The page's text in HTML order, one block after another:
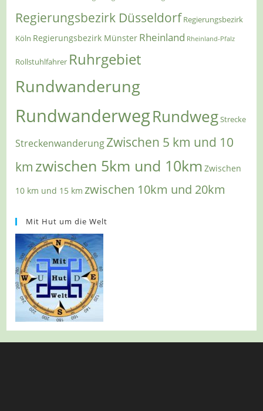
Regierungsbezirk Düsseldorf Regierungsbezirk
Köln Regierungsbezirk Münster Rheinland Rheinland-Pfalz
Rollstuhlfahrer Ruhrgebiet
Rundwanderung
RundwanderwegRundwegStrecke
StreckenwanderungZwischen 5 km und 10
km zwischen 5km und 10km Zwischen
10 km und 15 km zwischen 10km und 20km
Mit Hut um die Welt